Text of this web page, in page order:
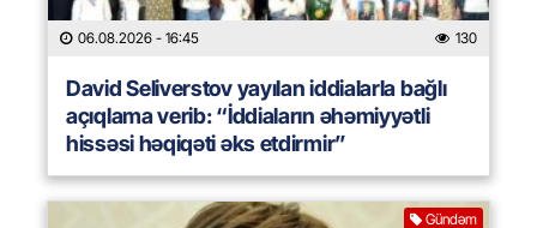
06.08.2026 - 16:45 130
David Seliverstov yayılan iddialarla bağlı
açıqlama verib: “İddiaların əhəmiyyətli
hissəsi həqiqəti əks etdirmir”
Gündəm